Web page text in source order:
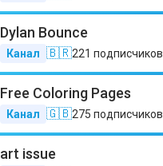
Dylan Bounce
Канал 🇧🇷221 подписчиков
Free Coloring Pages
Канал 🇬🇧275 подписчиков
art issue